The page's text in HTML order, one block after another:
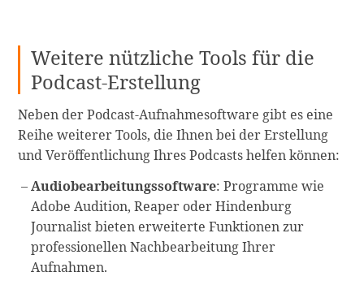
Weitere nützliche Tools für die
Podcast-Erstellung
Neben der Podcast-Aufnahmesoftware gibt es eine
Reihe weiterer Tools, die Ihnen bei der Erstellung
und Veröffentlichung Ihres Podcasts helfen können:
Audiobearbeitungssoftware: Programme wie
Adobe Audition, Reaper oder Hindenburg
Journalist bieten erweiterte Funktionen zur
professionellen Nachbearbeitung Ihrer
Aufnahmen.